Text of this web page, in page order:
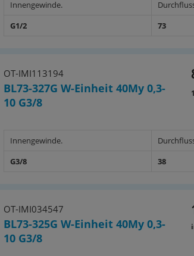
Innengewinde.
G1/2
73
OT-IMI113194
BL73-327G W-Einheit 40My 0,3-
10 G3/8
Innengewinde.
G3/8
38
OT-IMI034547
BL73-325G W-Einheit 40My 0,3-
10 G3/8